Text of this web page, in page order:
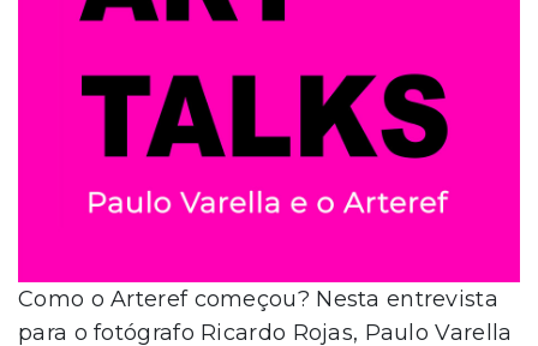
Como o Arteref começou? Nesta entrevista
para o fotógrafo Ricardo Rojas, Paulo Varella